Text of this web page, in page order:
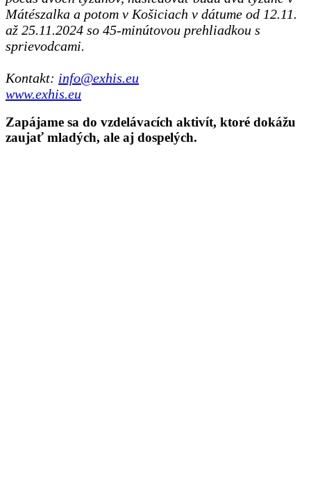
Mátészalka a potom v Košiciach v dátume od 12.11.
až 25.11.2024 so 45-minútovou prehliadkou s
sprievodcami.
Kontakt: info@exhis.eu
www.exhis.eu
Zapájame sa do vzdelávacích aktivít, ktoré dokážu
zaujať mladých, ale aj dospelých.